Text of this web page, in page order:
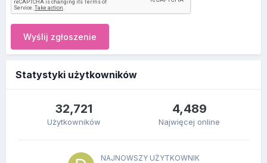
Wyślij zgłoszenie
Statystyki użytkowników
32,721
Użytkowników
4,489
Najwięcej online
NAJNOWSZY UŻYTKOWNIK